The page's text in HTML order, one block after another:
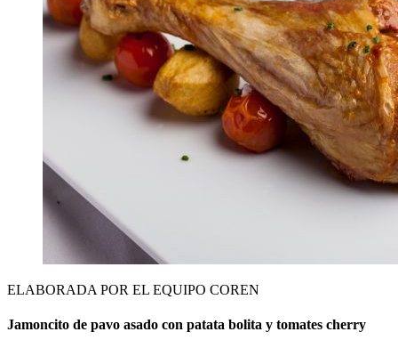
ELABORADA POR EL EQUIPO COREN
Jamoncito de pavo asado con patata bolita y tomates cherry